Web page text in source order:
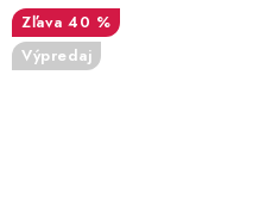
40 %
Výpredaj